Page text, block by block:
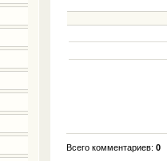
Всего комментариев:0